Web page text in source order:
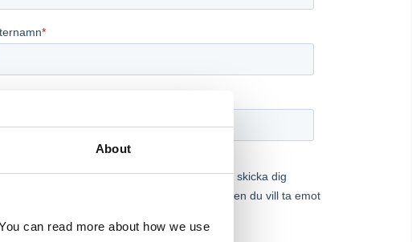
About
can read more about how we use